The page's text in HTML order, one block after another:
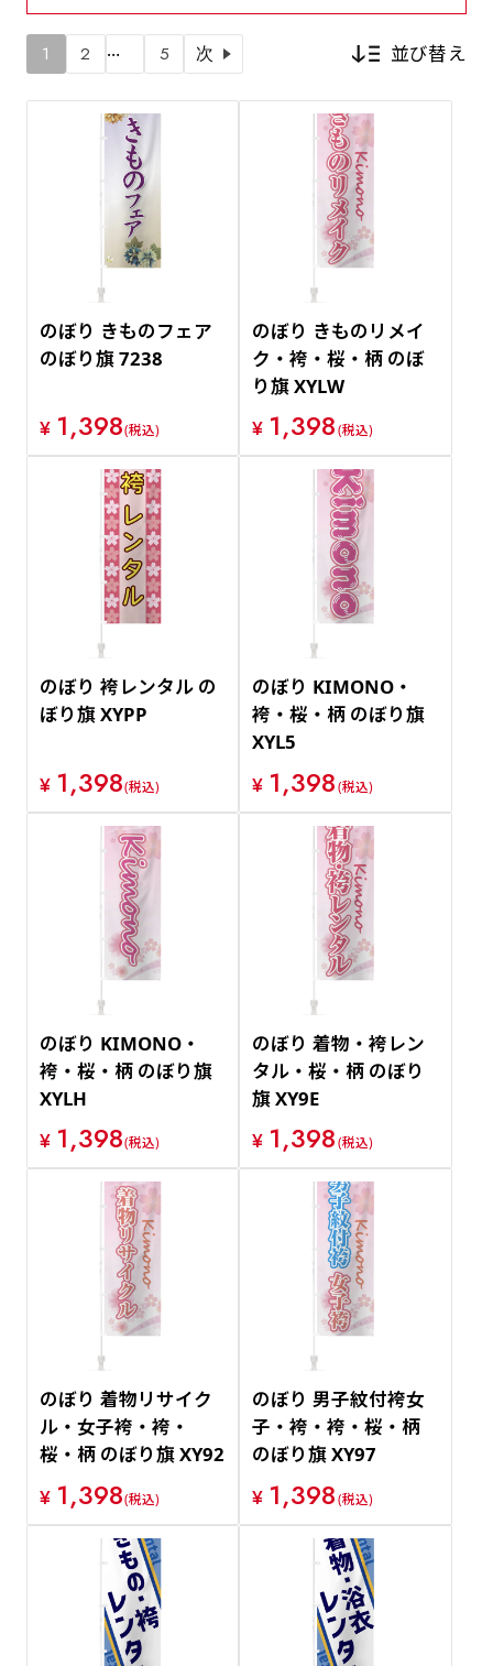
1 2 … 5 次 並び替え
新着順
価格が安い順
価格が高い順
のぼり きものフェア
のぼり旗 7238
¥ 1,398(税込)
のぼり きものリメイ
ク・袴・桜・柄 のぼ
り旗 XYLW
¥ 1,398(税込)
のぼり 袴レンタル の
ぼり旗 XYPP
¥ 1,398(税込)
のぼり KIMONO・
袴・桜・柄 のぼり旗
XYL5
¥ 1,398(税込)
のぼり KIMONO・
袴・桜・柄 のぼり旗
XYLH
¥ 1,398(税込)
のぼり 着物・袴レン
タル・桜・柄 のぼり
旗 XY9E
¥ 1,398(税込)
のぼり 着物リサイク
ル・女子袴・袴・
桜・柄 のぼり旗 XY92
¥ 1,398(税込)
のぼり 男子紋付袴女
子・袴・袴・桜・柄
のぼり旗 XY97
¥ 1,398(税込)